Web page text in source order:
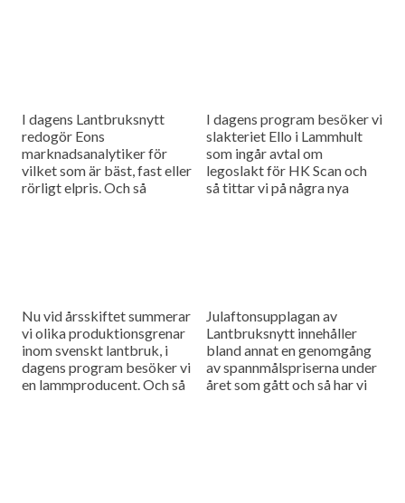
I dagens Lantbruksnytt
redogör Eons
marknadsanalytiker för
vilket som är bäst, fast eller
rörligt elpris. Och så
I dagens program besöker vi
slakteriet Ello i Lammhult
som ingår avtal om
legoslakt för HK Scan och
så tittar vi på några nya
Nu vid årsskiftet summerar
vi olika produktionsgrenar
inom svenskt lantbruk, i
dagens program besöker vi
en lammproducent. Och så
Julaftonsupplagan av
Lantbruksnytt innehåller
bland annat en genomgång
av spannmålspriserna under
året som gått och så har vi